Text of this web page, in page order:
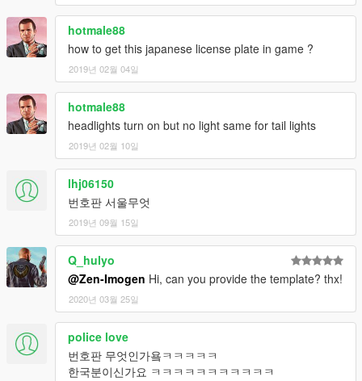
hotmale88
how to get this japanese license plate in game ?
2019년 02월 04일
hotmale88
headlights turn on but no light same for tail lights
2019년 02월 10일
lhj06150
번호판 서울무엇
2019년 09월 15일
Q_hulyo
@Zen-Imogen Hi, can you provide the template? thx!
2020년 03월 25일
police love
번호판 무엇인가욬ㅋㅋㅋㅋㅋ
한국분이신가요 ㅋㅋㅋㅋㅋㅋㅋㅋㅋㅋㅋ